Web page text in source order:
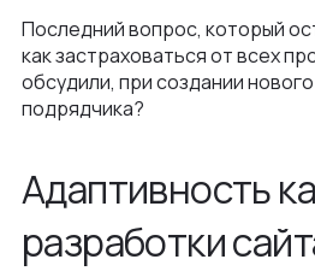
Последний вопрос, который
как застраховаться от всех
обсудили, при создании
подрядчика?
Адаптивность
разработки